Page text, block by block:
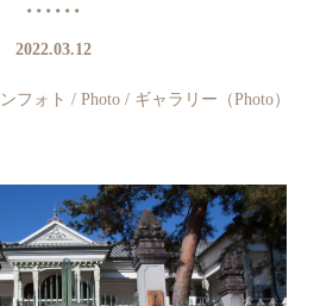
2022.03.12
フォト / Photo / ギャラリー（Photo）